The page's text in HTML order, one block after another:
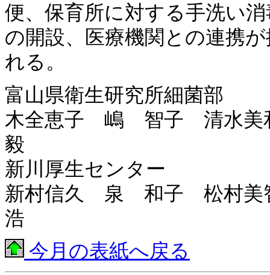
便、保育所に対する手洗い
の開設、医療機関との連携
れる。
富山県衛生研究所細菌部
木全恵子 嶋 智子 清水
毅
新川厚生センター
新村信久 泉 和子 松村
浩
今月の表紙へ戻る